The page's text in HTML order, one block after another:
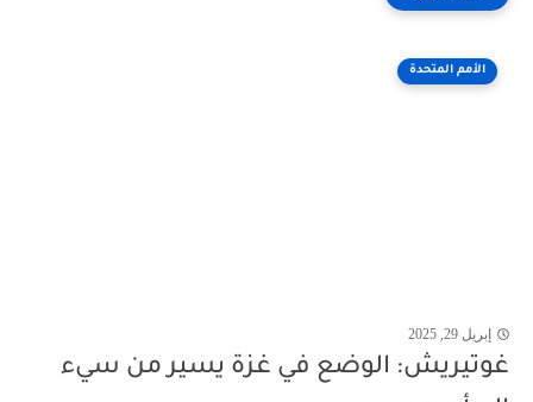
الأمم المتحدة
إبريل 29, 2025
غوتيريش: الوضع في غزة يسير من سيء